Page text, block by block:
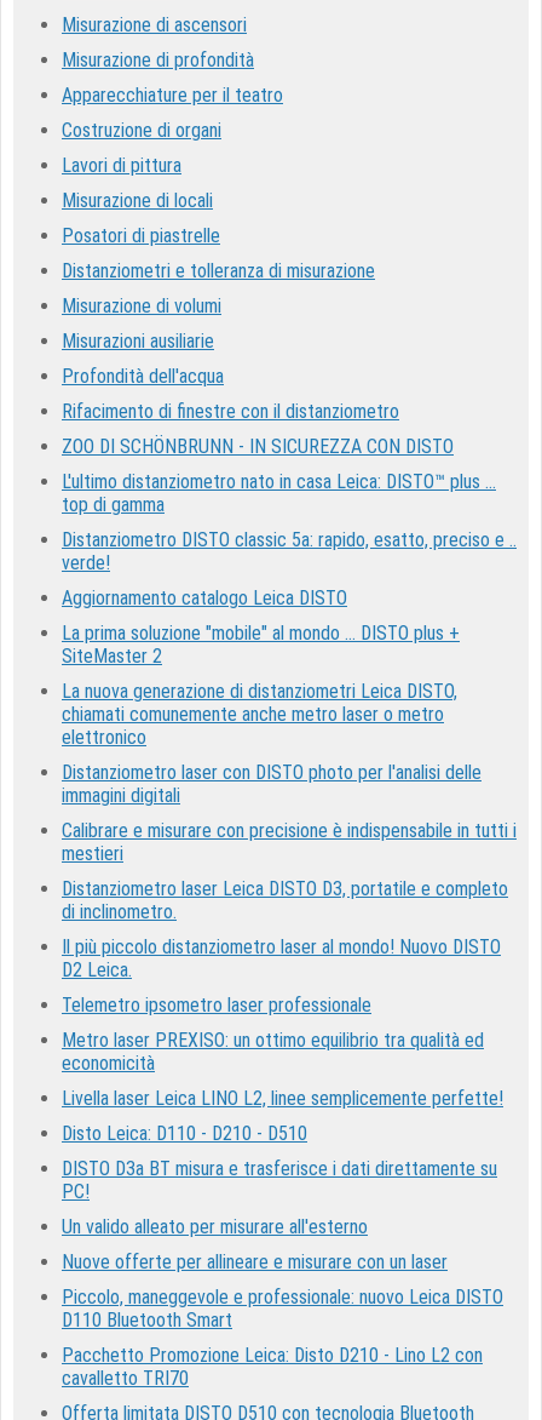
Misurazione di ascensori
Misurazione di profondità
Apparecchiature per il teatro
Costruzione di organi
Lavori di pittura
Misurazione di locali
Posatori di piastrelle
Distanziometri e tolleranza di misurazione
Misurazione di volumi
Misurazioni ausiliarie
Profondità dell'acqua
Rifacimento di finestre con il distanziometro
ZOO DI SCHÖNBRUNN - IN SICUREZZA CON DISTO
L'ultimo distanziometro nato in casa Leica: DISTO™ plus ...
top di gamma
Distanziometro DISTO classic 5a: rapido, esatto, preciso e ..
verde!
Aggiornamento catalogo Leica DISTO
La prima soluzione "mobile" al mondo ... DISTO plus +
SiteMaster 2
La nuova generazione di distanziometri Leica DISTO,
chiamati comunemente anche metro laser o metro
elettronico
Distanziometro laser con DISTO photo per l'analisi delle
immagini digitali
Calibrare e misurare con precisione è indispensabile in tutti i
mestieri
Distanziometro laser Leica DISTO D3, portatile e completo
di inclinometro.
Il più piccolo distanziometro laser al mondo! Nuovo DISTO
D2 Leica.
Telemetro ipsometro laser professionale
Metro laser PREXISO: un ottimo equilibrio tra qualità ed
economicità
Livella laser Leica LINO L2, linee semplicemente perfette!
Disto Leica: D110 - D210 - D510
DISTO D3a BT misura e trasferisce i dati direttamente su
PC!
Un valido alleato per misurare all'esterno
Nuove offerte per allineare e misurare con un laser
Piccolo, maneggevole e professionale: nuovo Leica DISTO
D110 Bluetooth Smart
Pacchetto Promozione Leica: Disto D210 - Lino L2 con
cavalletto TRI70
Offerta limitata DISTO D510 con tecnologia Bluetooth